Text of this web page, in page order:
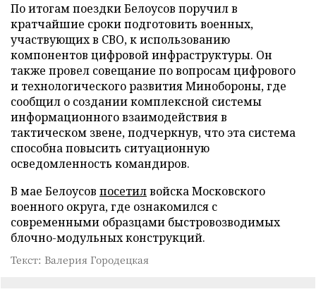
По итогам поездки Белоусов поручил в
кратчайшие сроки подготовить военных,
участвующих в СВО, к использованию
компонентов цифровой инфраструктуры. Он
также провел совещание по вопросам цифрового
и технологического развития Минобороны, где
сообщил о создании комплексной системы
информационного взаимодействия в
тактическом звене, подчеркнув, что эта система
способна повысить ситуационную
осведомленность командиров.
В мае Белоусов посетилвойска Московского
военного округа, где ознакомился с
современными образцами быстровозводимых
блочно-модульных конструкций.
Текст: Валерия Городецкая